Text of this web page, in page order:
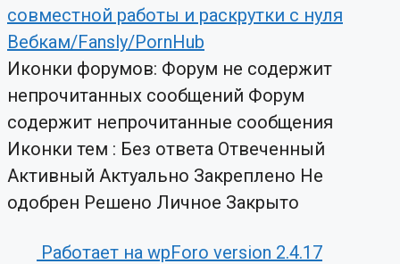
совместной работы и раскрутки с нуля
Вебкам/Fansly/PornHub
Иконки форумов: Форум не содержит
непрочитанных сообщений Форум
содержит непрочитанные сообщения
Иконки тем : Без ответа Отвеченный
Активный Актуально Закреплено Не
одобрен Решено Личное Закрыто
Работает на wpForo version 2.4.17